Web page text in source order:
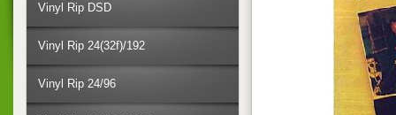
Vinyl Rip DSD
Vinyl Rip 24(32f)/192
Vinyl Rip 24/96